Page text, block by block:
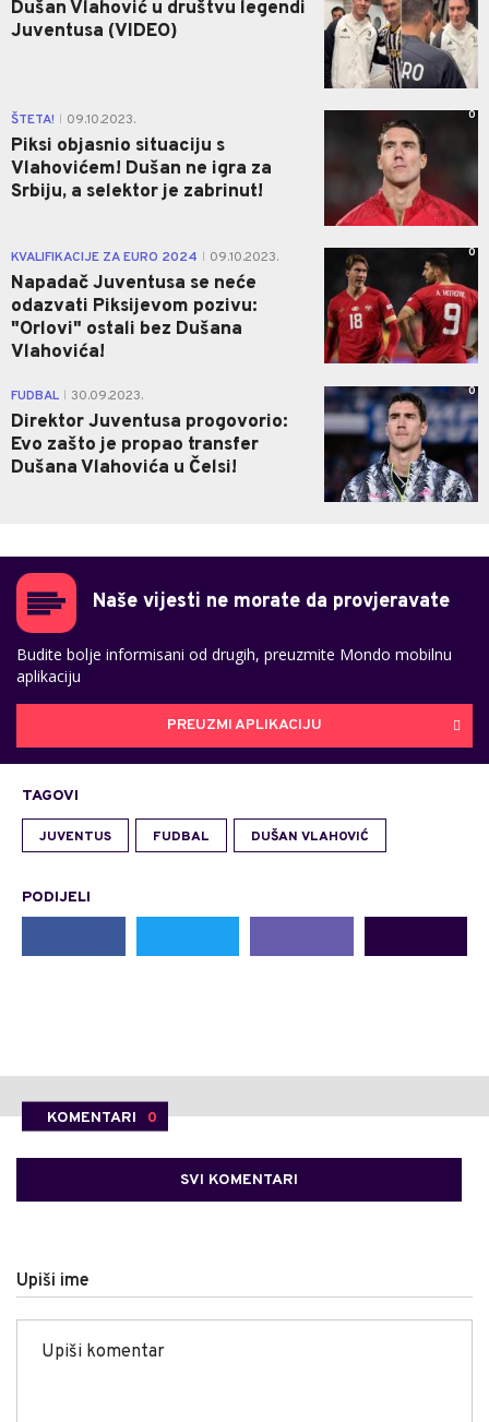
Dušan Vlahović u društvu legendi
Juventusa (VIDEO)
ŠTETA! 09.10.2023.
Piksi objasnio situaciju s
Vlahovićem! Dušan ne igra za
Srbiju, a selektor je zabrinut!
0
KVALIFIKACIJE ZA EURO 2024 09.10.2023.
Napadač Juventusa se neće
odazvati Piksijevom pozivu:
"Orlovi" ostali bez Dušana
Vlahovića!
0
FUDBAL 30.09.2023.
Direktor Juventusa progovorio:
Evo zašto je propao transfer
Dušana Vlahovića u Čelsi!
0
Naše vijesti ne morate da provjeravate
Budite bolje informisani od drugih, preuzmite Mondo mobilnu
aplikaciju
PREUZMI APLIKACIJU
TAGOVI
JUVENTUS FUDBAL DUŠAN VLAHOVIĆ
PODIJELI
KOMENTARI 0
SVI KOMENTARI
Upiši ime